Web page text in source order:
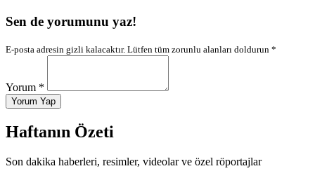
Sen de yorumunu yaz!
E-posta adresin gizli kalacaktır. Lütfen tüm zorunlu alanları doldurun *
Yorum *
Yorum Yap
Haftanın Özeti
Son dakika haberleri, resimler, videolar ve özel röportajlar